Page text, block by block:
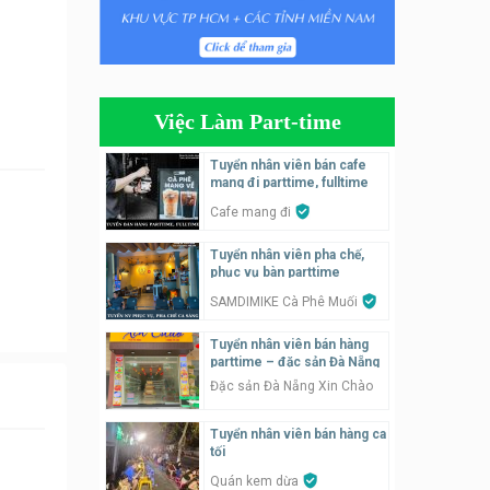
Tuyển nhân viên phụ quán ăn
– hỗ trợ ăn ở
parttime
GÀ GÔ FASTFOOD
parttime
Tuyển nhân viên pha chế
tiệm trà sữa
TRÀ SỮA THÁI LAN
Tuyển nhân viên tư vấn bán
hàng tiệm bánh ngọt
Tiệm bánh ngọt
Việc Làm Part-time
Tuyển nhân viên bán cafe
mang đi parttime, fulltime
Cafe mang đi
Tuyển nhân viên pha chế,
phục vụ bàn parttime
SAMDIMIKE Cà Phê Muối
Tuyển nhân viên bán hàng
parttime – đặc sản Đà Nẵng
Đặc sản Đà Nẵng Xin Chào
Tuyển nhân viên bán hàng ca
tối
Quán kem dừa